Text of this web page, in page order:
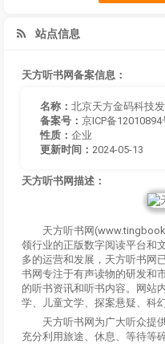
站点信息
天方听书网备案信息：
名称： 北京天方金码科技
备案号： 京ICP备12010894
性质： 企业
更新时间： 2024-05-13
天方听书网描述：
天方听书网
领行业的正版数字阅读平台和
多的运营和发展，天方听书网
书网专注于有声读物的研发和
的听书资讯和听书内容。网站
学、儿童文学、探案悬疑、科
天方听书网为广大听众提
充分利用旅途、休息、等待等